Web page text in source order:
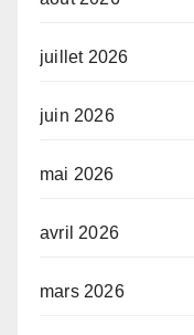
juillet 2026
juin 2026
mai 2026
avril 2026
mars 2026